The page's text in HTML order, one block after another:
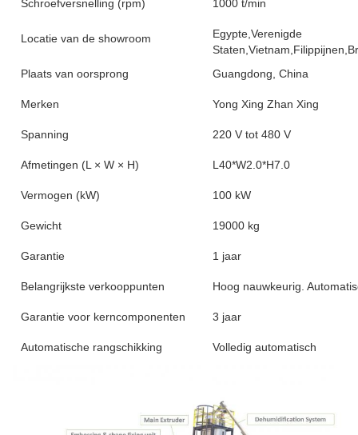
Schroefversnelling (rpm) 1000 t/min
Locatie van de showroom
Egypte,Verenigde
Plaats van oorsprong
Guangdong, China
Merken Yong Xing Zhan Xing
Spanning 220 V tot 480 V
Afmetingen (L × W × H) L40*W2.0*H7.0
Vermogen (kW) 100 kW
Gewicht 19000 kg
Garantie 1 jaar
Belangrijkste verkooppunten Hoog nauwkeurig.
Garantie voor kerncomponenten 3 jaar
Automatische rangschikking Volledig automatisch